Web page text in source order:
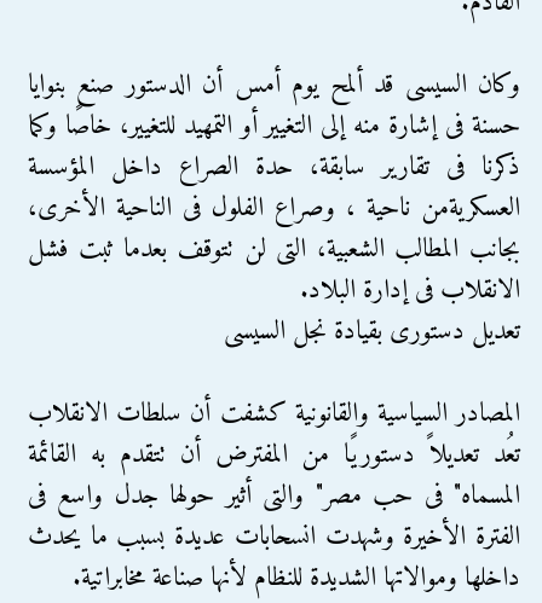
وكان السيسى قد ألمح يوم أمس أن الدستور صنع بنوايا
حسنة فى إشارة منه إلى التغيير أو التمهيد للتغيير، خاصًا وكما
ذكرنا فى تقارير سابقة، حدة الصراع داخل المؤسسة
العسكريةمن ناحية ، وصراع الفلول فى الناحية الأخرى،
بجانب المطالب الشعبية، التى لن تتوقف بعدما ثبت فشل
الانقلاب فى إدارة البلاد.
تعديل دستورى بقيادة نجل السيسى
المصادر السياسية والقانونية كشفت أن سلطات الانقلاب
تعُد تعديلاً دستوريًا من المفترض أن تتقدم به القائمة
المسماه" فى حب مصر" والتى أثير حولها جدل واسع فى
الفترة الأخيرة وشهدت انسحابات عديدة بسبب ما يحدث
داخلها وموالاتها الشديدة للنظام لأنها صناعة مخابراتية.